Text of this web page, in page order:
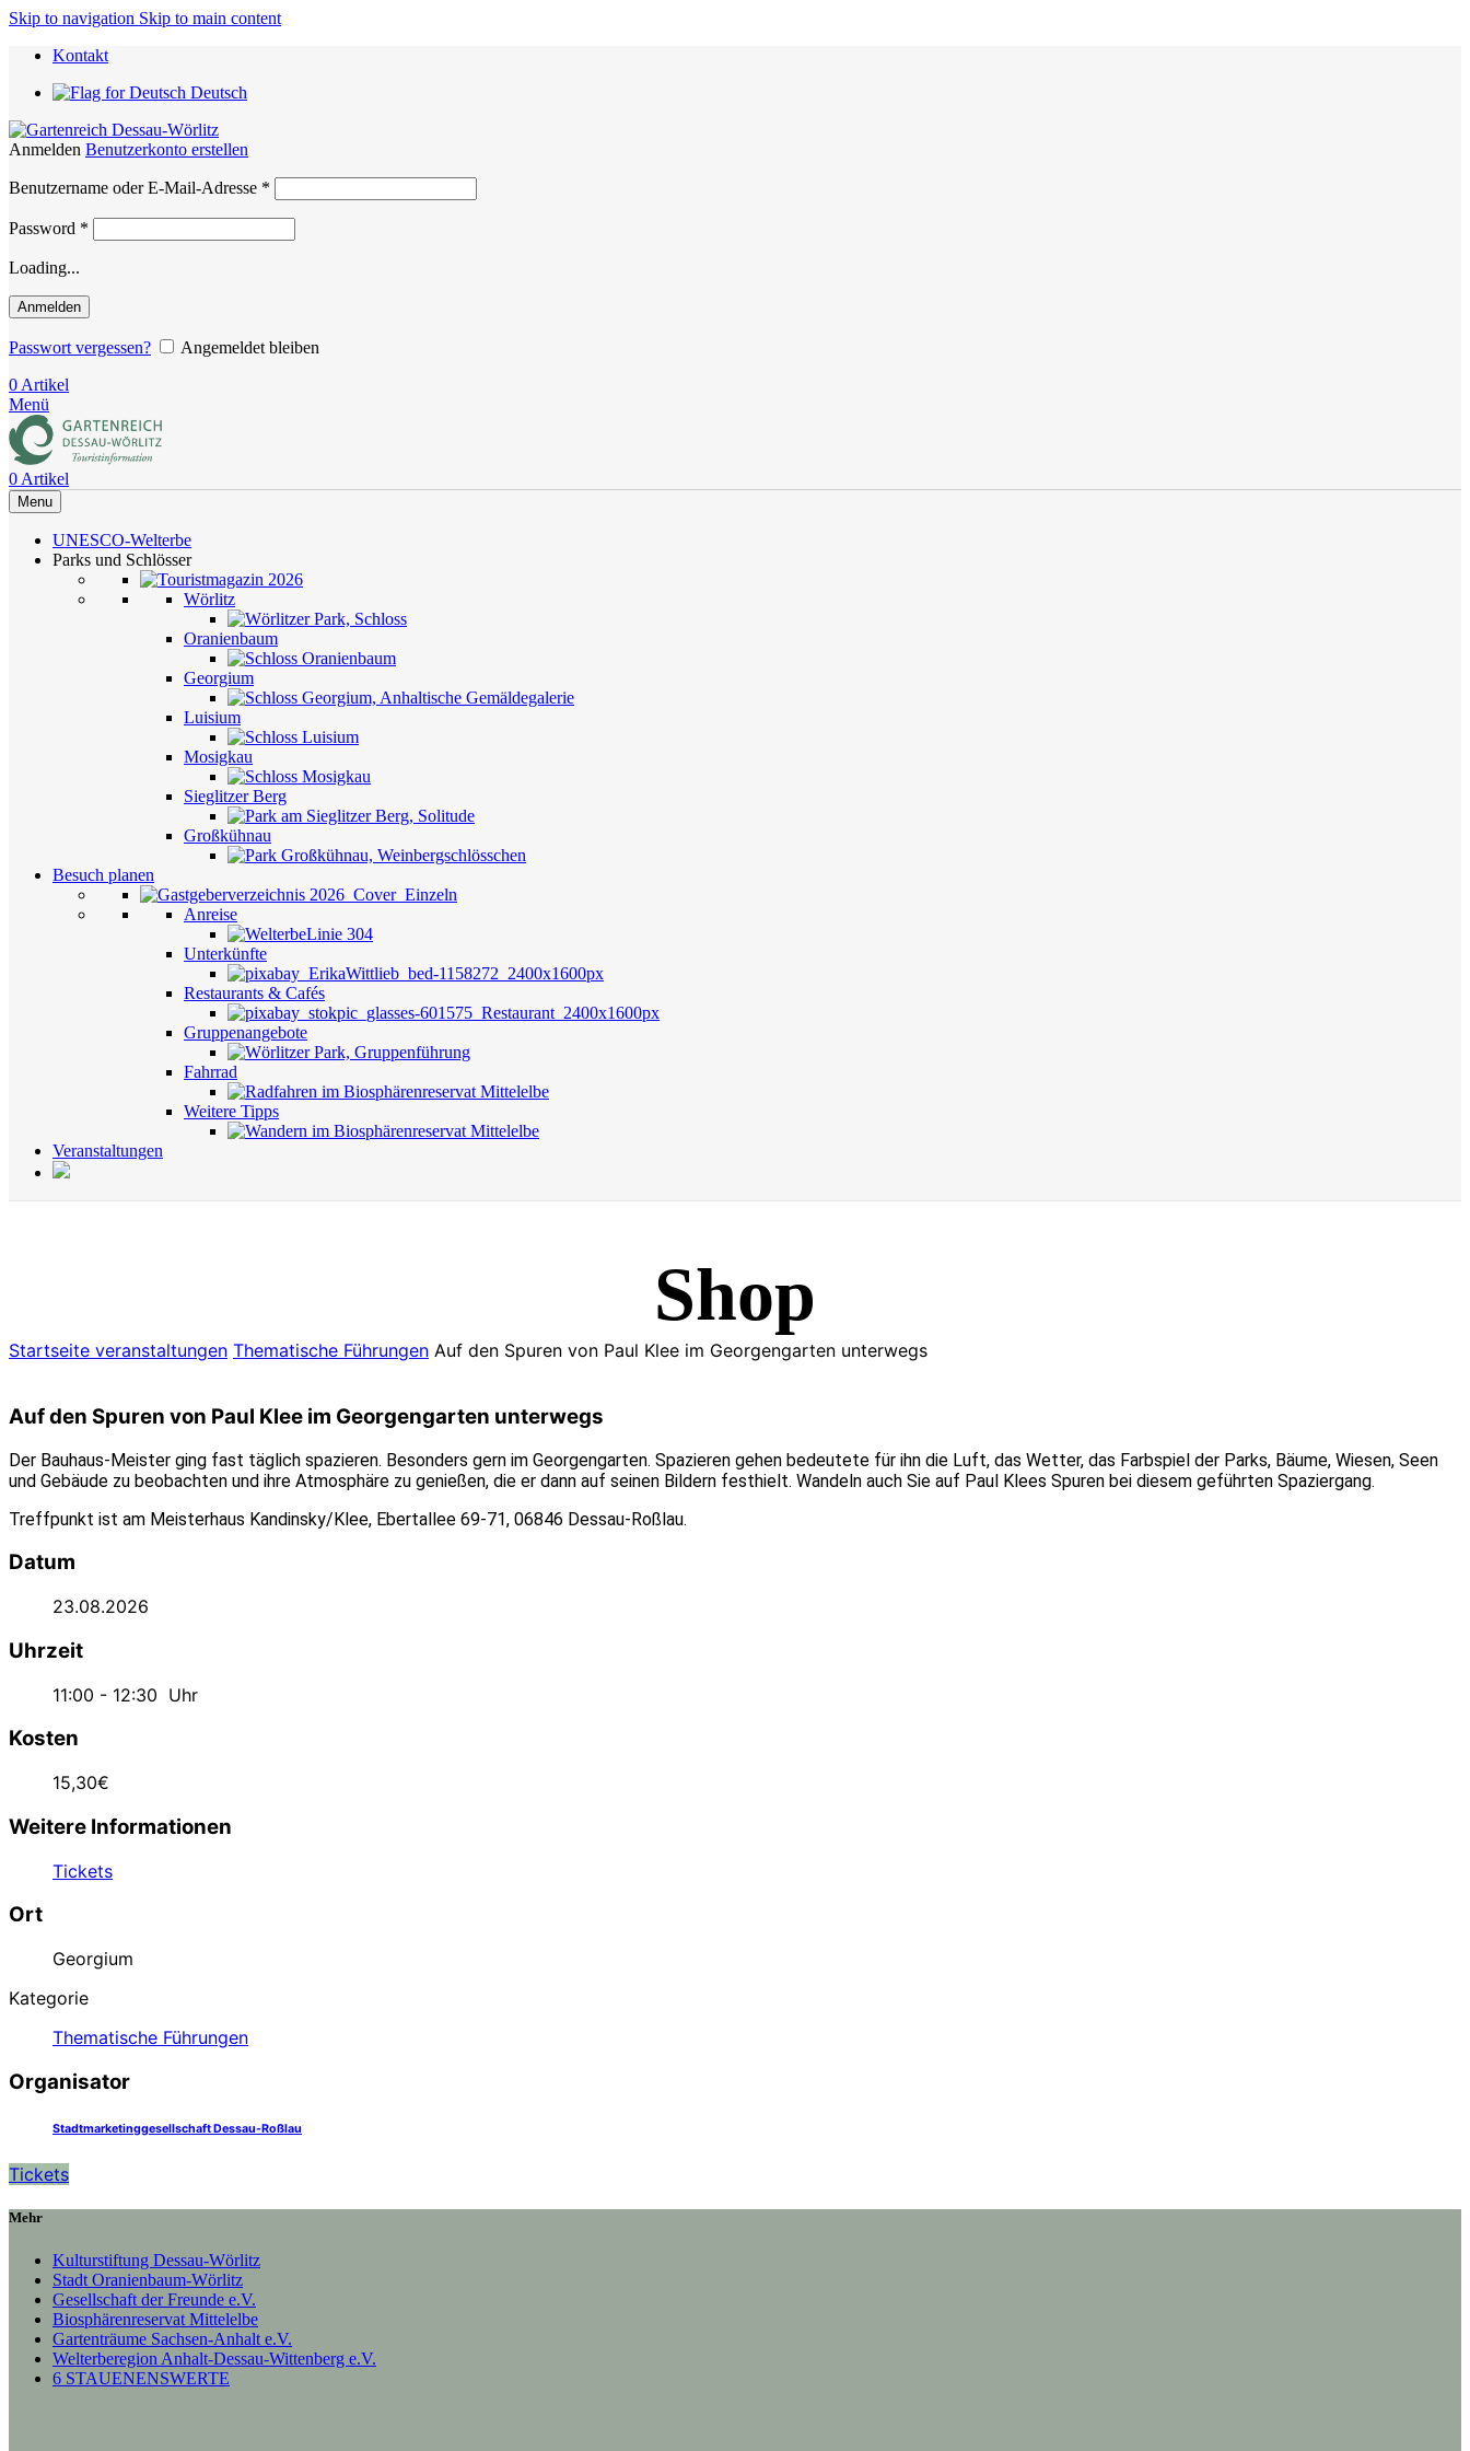
Skip to navigation Skip to main content
Kontakt
Deutsch
Anmelden Benutzerkonto erstellen
Benutzername oder E-Mail-Adresse *
Password *
Loading...
Anmelden
Passwort vergessen?
Angemeldet bleiben
0 Artikel
Menü
0 Artikel
Menu
UNESCO-Welterbe
Parks und Schlösser
Wörlitz
Oranienbaum
Georgium
Luisium
Mosigkau
Sieglitzer Berg
Großkühnau
Besuch planen
Anreise
Unterkünfte
Restaurants & Cafés
Gruppenangebote
Fahrrad
Weitere Tipps
Veranstaltungen
Shop
Startseite veranstaltungen Thematische Führungen Auf den Spuren von Paul Klee im Georgengarten unterwegs
Auf den Spuren von Paul Klee im Georgengarten unterwegs
Der Bauhaus-Meister ging fast täglich spazieren. Besonders gern im Georgengarten. Spazieren gehen bedeutete für ihn die Luft, das Wetter, das Farbspiel der Parks, Bäume, Wiesen, Seen
und Gebäude zu beobachten und ihre Atmosphäre zu genießen, die er dann auf seinen Bildern festhielt. Wandeln auch Sie auf Paul Klees Spuren bei diesem geführten Spaziergang.
Treffpunkt ist am Meisterhaus Kandinsky/Klee, Ebertallee 69-71, 06846 Dessau-Roßlau.
Datum
23.08.2026
Uhrzeit
11:00 - 12:30 Uhr
Kosten
15,30€
Weitere Informationen
Tickets
Ort
Georgium
Kategorie
Thematische Führungen
Organisator
Stadtmarketinggesellschaft Dessau-Roßlau
Tickets
Mehr
Kulturstiftung Dessau-Wörlitz
Stadt Oranienbaum-Wörlitz
Gesellschaft der Freunde e.V.
Biosphärenreservat Mittelelbe
Gartenträume Sachsen-Anhalt e.V.
Welterberegion Anhalt-Dessau-Wittenberg e.V.
6 STAUENENSWERTE